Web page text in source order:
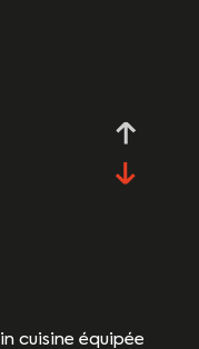
cuisine équipée